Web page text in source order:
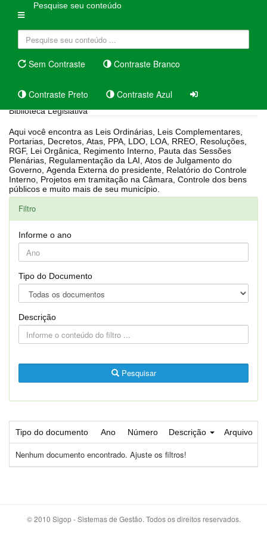
Pesquise seu conteúdo
Sem Contraste Contraste Branco
Contraste Preto Contraste Azul
Biblioteca Legislativa
Aqui você encontra as Leis Ordinárias, Leis Complementares,
Portarias, Decretos, Atas, PPA, LDO, LOA, RREO, Resoluções,
RGF, Lei Orgânica, Regimento Interno, Pauta das Sessões
Plenárias, Regulamentação da LAI, Atos de Julgamento do
Governo, Agenda Externa do presidente, Relatório do Controle
Interno, Projetos em tramitação na Câmara, Controle dos bens
públicos e muito mais de seu município.
Filtro
Informe o ano
Tipo do Documento
Descrição
Pesquisar
Tipo do documento Ano Número Descrição Arquivo
Nenhum documento encontrado. Ajuste os filtros!
© 2010 Sigop - Sistemas de Gestão. Todos os direitos reservados.